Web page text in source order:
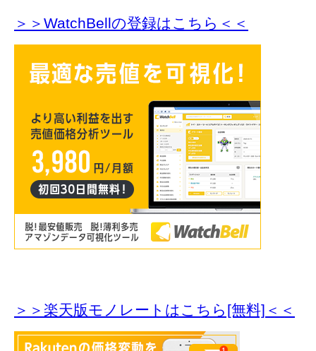
＞＞WatchBellの登録はこちら＜＜
＞＞楽天版モノレートはこちら[無料]＜＜